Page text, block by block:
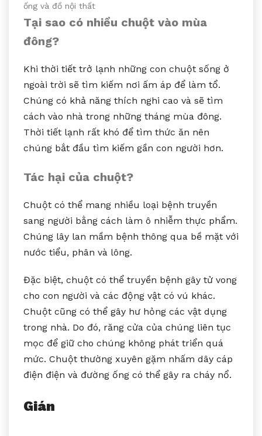
ống và đồ nội thất
Tại sao có nhiều chuột vào mùa
đông?
Khi thời tiết trở lạnh những con chuột sống ở
ngoài trời sẽ tìm kiếm nơi ấm áp để làm tổ.
Chúng có khả năng thích nghi cao và sẽ tìm
cách vào nhà trong những tháng mùa đông.
Thời tiết lạnh rất khó để tìm thức ăn nên
chúng bắt đầu tìm kiếm gần con người hơn.
Tác hại của chuột?
Chuột có thể mang nhiều loại bệnh truyền
sang người bằng cách làm ô nhiễm thực phẩm.
Chúng lây lan mầm bệnh thông qua bề mặt với
nước tiểu, phân và lông.
Đặc biệt, chuột có thể truyền bệnh gây tử vong
cho con người và các động vật có vú khác.
Chuột cũng có thể gây hư hỏng các vật dụng
trong nhà. Do đó, răng cửa của chúng liên tục
mọc để giữ cho chúng không phát triển quá
mức. Chuột thường xuyên gặm nhấm dây cáp
điện điện và đường ống có thể gây ra cháy nổ.
Gián